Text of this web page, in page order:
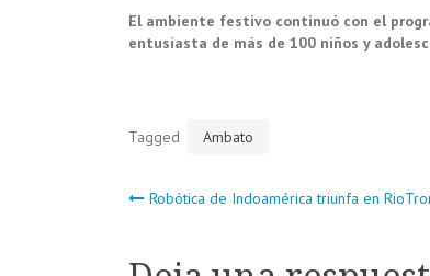
El ambiente festivo continuó con el
entusiasta de más de 100 niños y
Tagged Ambato
Navegación
de
Robótica de Indoamérica triunfa en